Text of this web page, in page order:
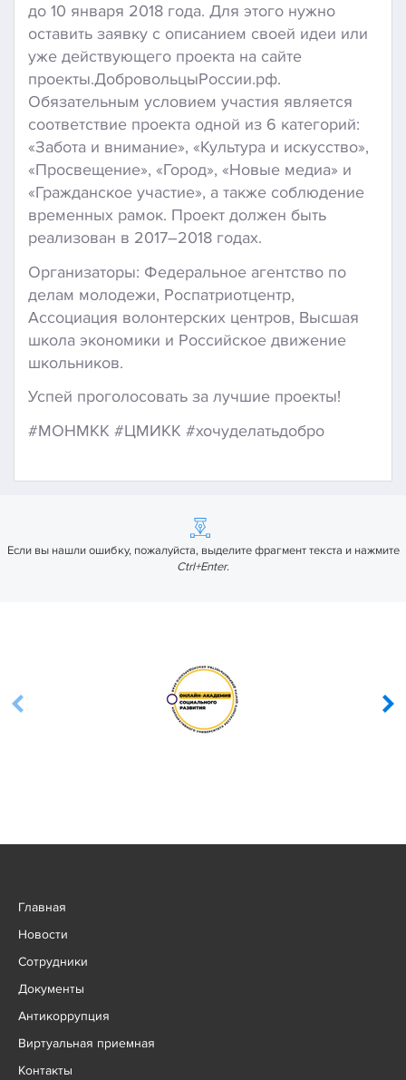
до 10 января 2018 года. Для этого нужно
оставить заявку с описанием своей идеи или
уже действующего проекта на сайте
проекты.ДобровольцыРоссии.рф.
Обязательным условием участия является
соответствие проекта одной из 6 категорий:
«Забота и внимание», «Культура и искусство»,
«Просвещение», «Город», «Новые медиа» и
«Гражданское участие», а также соблюдение
временных рамок. Проект должен быть
реализован в 2017–2018 годах.
Организаторы: Федеральное агентство по
делам молодежи, Роспатриотцентр,
Ассоциация волонтерских центров, Высшая
школа экономики и Российское движение
школьников.
Успей проголосовать за лучшие проекты!
#МОНМКК #ЦМИКК #хочуделатьдобро
Если вы нашли ошибку, пожалуйста, выделите фрагмент текста и нажмите
Ctrl+Enter.
Главная
Новости
Сотрудники
Документы
Антикоррупция
Виртуальная приемная
Контакты